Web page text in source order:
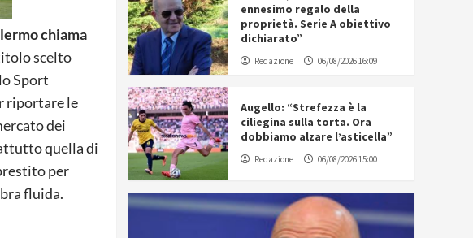
chiama
scelto
Sport
riportare le
dei
quella di
per
fluida.
ennesimo regalo della
proprietà. Serie A obiettivo
dichiarato”
Redazione 06/08/2026 16:09
Augello: “Strefezza è la
ciliegina sulla torta. Ora
dobbiamo alzare l’asticella”
Redazione 06/08/2026 15:00